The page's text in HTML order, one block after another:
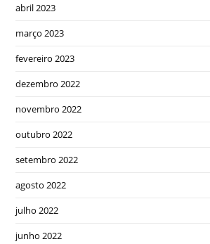
abril 2023
março 2023
fevereiro 2023
dezembro 2022
novembro 2022
outubro 2022
setembro 2022
agosto 2022
julho 2022
junho 2022